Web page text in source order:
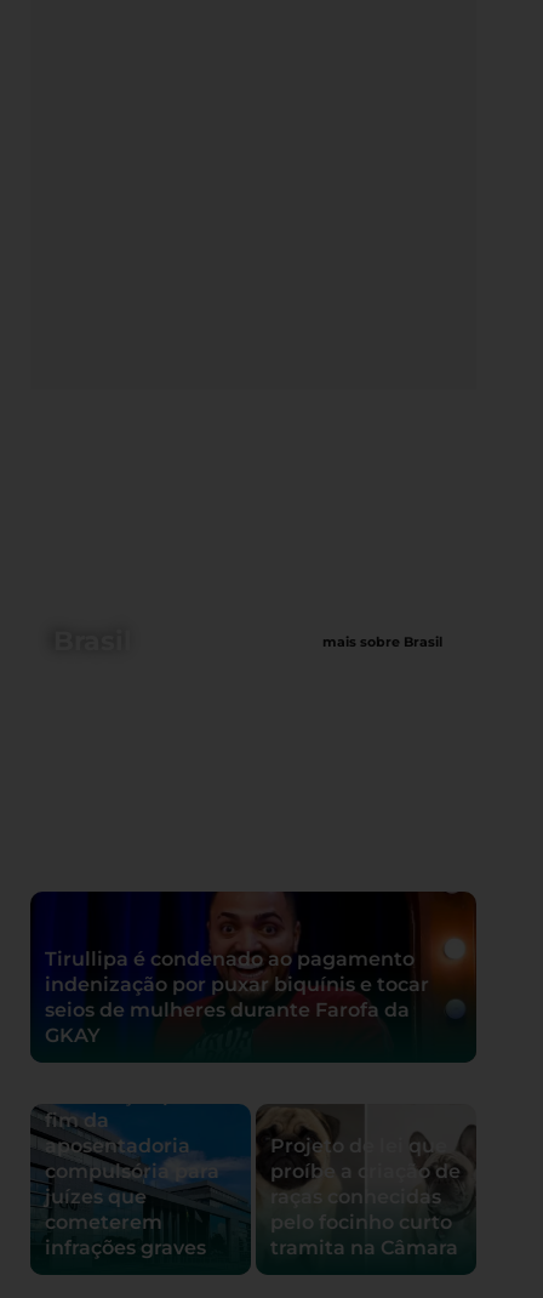
mais sobre Brasil
Tirullipa é condenado ao pagamento
indenização por puxar biquínis e tocar
seios de mulheres durante Farofa da
GKAY
Conselho Nacional
fim da
aposentadoria
compulsória para
juízes que
cometerem
infrações graves
Projeto de lei que
proíbe a criação de
raças conhecidas
pelo focinho curto
tramita na Câmara